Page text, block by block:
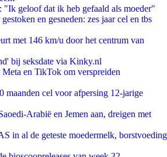
"Ik geloof dat ik heb gefaald als moeder"
en gesneden: zes jaar cel en tbs
met 146 km/u door het centrum van
bij seksdate via Kinky.nl
en TikTok om verspreiden
maanden cel voor afpersing 12-jarige
Arabië en Jemen aan, dreigen met
in al de geteste moedermelk, borstvoeding